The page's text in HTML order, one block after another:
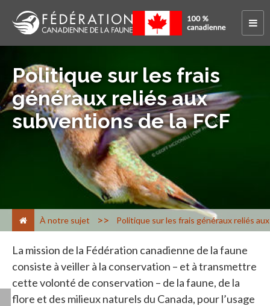
Politique sur les frais
généraux reliés aux
subventions de la FCF
À notre sujet > Politique sur les frais généraux reliés
La mission de la Fédération canadienne de la faune
consiste à veiller à la conservation – et à transmettre
cette volonté de conservation – de la faune, de la
flore et des milieux naturels du Canada, pour l’usage